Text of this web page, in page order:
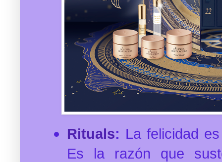
Rituals: La felicidad
Es la razón que